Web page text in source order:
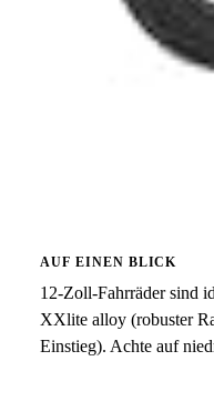
AUF EINEN BLICK
12-Zoll-Fahrräder sind
XXlite alloy (robuster
Einstieg). Achte auf